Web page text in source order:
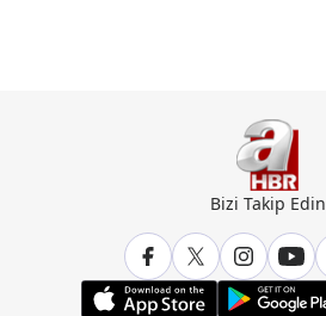
Bizi Takip Edin